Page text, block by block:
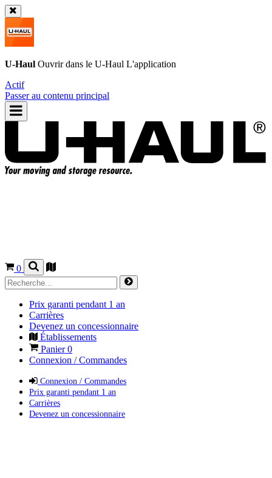
U-Haul Ouvrir dans le U-Haul L'application
Actif
Passer au contenu principal
0
Prix garanti pendant 1 an
Carrières
Devenez un concessionnaire
Établissements
Panier0
Connexion / Commandes
Connexion / Commandes
Prix garanti pendant 1 an
Carrières
Devenez un concessionnaire